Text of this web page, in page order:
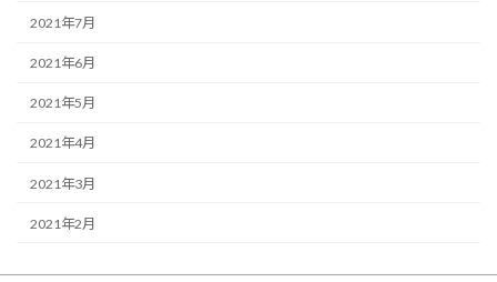
2021年7月
2021年6月
2021年5月
2021年4月
2021年3月
2021年2月